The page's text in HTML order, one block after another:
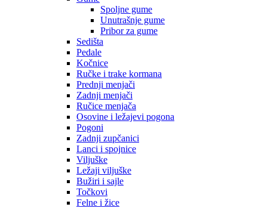
Spoljne gume
Unutrašnje gume
Pribor za gume
Sedišta
Pedale
Kočnice
Ručke i trake kormana
Prednji menjači
Zadnji menjači
Ručice menjača
Osovine i ležajevi pogona
Pogoni
Zadnji zupčanici
Lanci i spojnice
Viljuške
Ležaji viljuške
Bužiri i sajle
Točkovi
Felne i žice